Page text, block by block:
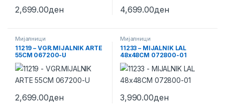
2,699.00ден 4,699.00ден
Мијалници
11219 – VGR.MIJALNIK ARTE
55CM 067200-U
2,699.00ден
Мијалници
11233 – MIJALNIK LAL
48x48CM 072800-01
3,990.00ден